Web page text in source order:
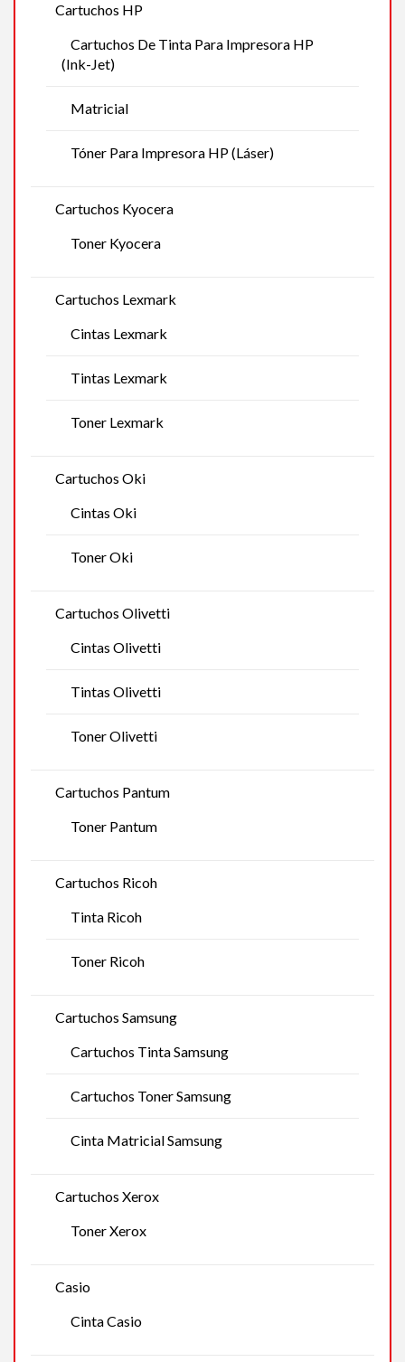
Cartuchos HP
Cartuchos De Tinta Para Impresora HP
(Ink-Jet)
Matricial
Tóner Para Impresora HP (Láser)
Cartuchos Kyocera
Toner Kyocera
Cartuchos Lexmark
Cintas Lexmark
Tintas Lexmark
Toner Lexmark
Cartuchos Oki
Cintas Oki
Toner Oki
Cartuchos Olivetti
Cintas Olivetti
Tintas Olivetti
Toner Olivetti
Cartuchos Pantum
Toner Pantum
Cartuchos Ricoh
Tinta Ricoh
Toner Ricoh
Cartuchos Samsung
Cartuchos Tinta Samsung
Cartuchos Toner Samsung
Cinta Matricial Samsung
Cartuchos Xerox
Toner Xerox
Casio
Cinta Casio